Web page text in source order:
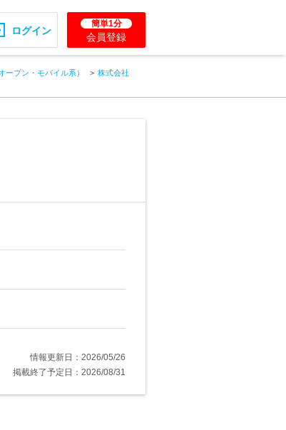
ログイン
簡単1分
会員登録
ープン・モバイル系）
株式会社
情報更新日：2026/05/26
掲載終了予定日：2026/08/31